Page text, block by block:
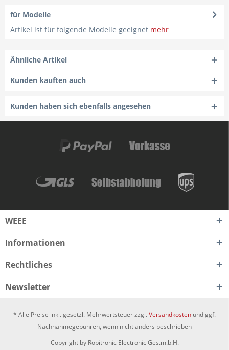
für Modelle
Artikel ist für folgende Modelle geeignet mehr
Ähnliche Artikel
Kunden kauften auch
Kunden haben sich ebenfalls angesehen
WEEE
Informationen
Rechtliches
Newsletter
* Alle Preise inkl. gesetzl. Mehrwertsteuer zzgl.Versandkosten und ggf.
Nachnahmegebühren, wenn nicht anders beschrieben
Copyright by Robitronic Electronic Ges.m.b.H.